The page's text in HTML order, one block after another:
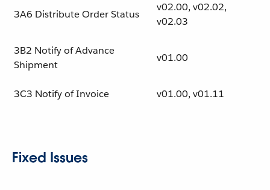
3A6 Distribute Order Status
v02.00, v02.02,
v02.03
3B2 Notify of Advance
Shipment
v01.00
3C3 Notify of Invoice v01.00, v01.11
Fixed Issues